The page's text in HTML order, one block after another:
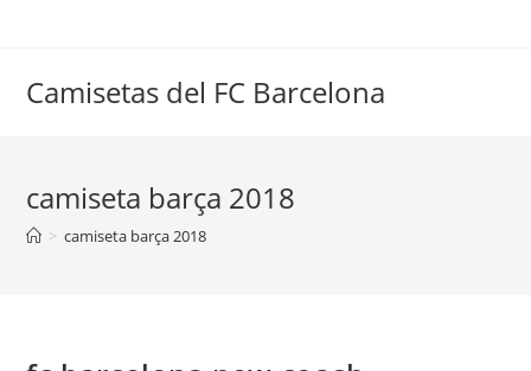
Camisetas del FC Barcelona
camiseta barça 2018
> camiseta barça 2018